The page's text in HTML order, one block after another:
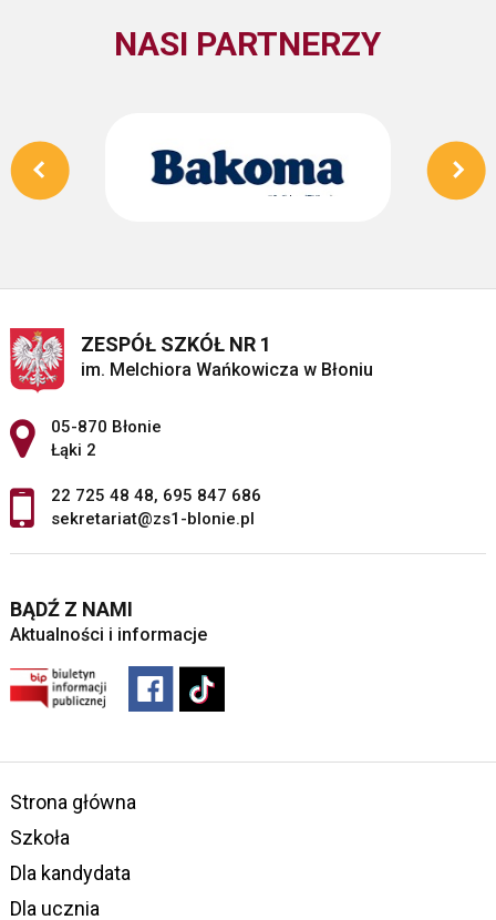
NASI PARTNERZY
ZESPÓŁ SZKÓŁ NR 1
im. Melchiora Wańkowicza w Błoniu
Adres pocztowy:
05-870 Błonie
Łąki 2
22 725 48 48, 695 847 686
sekretariat@zs1-blonie.pl
BĄDŹ Z NAMI
Aktualności i informacje
Strona główna
Szkoła
Dla kandydata
Dla ucznia